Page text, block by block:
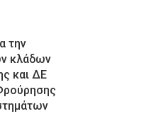
την
κλάδων
και ΔΕ